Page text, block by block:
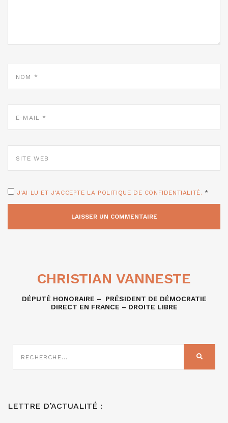
MAIL
WEB
J'AI LU ET J'ACCEPTE LA POLITIQUE DE CONFIDENTIALITÉ. *
CHRISTIAN VANNESTE
DÉPUTÉ HONORAIRE – PRÉSIDENT DE DÉMOCRATIE
DIRECT EN FRANCE – DROITE LIBRE
SUR
LETTRE D’ACTUALITÉ :